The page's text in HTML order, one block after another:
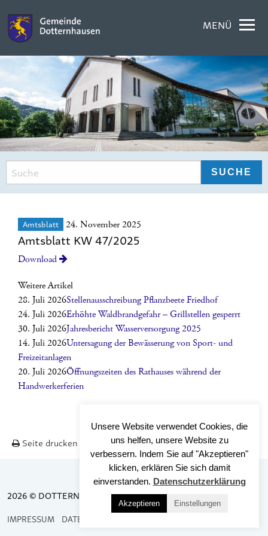
MENÜ
Amtsblatt 24. November 2025
Amtsblatt KW 47/2025
Download
Weitere Artikel
28. Juli 2026Stellenausschreibung Pflanzbeete Friedhof
24. Juli 2026Erhöhte Waldbrandgefahr – Grillstellen gesperrt
30. Juli 2026Jahresbericht Wasserversorgung 2025
14. Juli 2026Untersagung der Bewässerung von Sport- und
Freizeitanlagen
20. Juli 2026Öffnungszeiten des Rathauses während der
Handwerkerferien
Seite drucken Nach OBEN
2026 © DOTTERNHAUSEN
IMPRESSUM DATENSCHUTZ
Unsere Website verwendet Cookies, die
uns helfen, unsere Website zu
verbessern. Indem Sie auf "Akzeptieren"
klicken, erklären Sie sich damit
einverstanden. Datenschutzerklärung
Akzeptieren Einstellungen